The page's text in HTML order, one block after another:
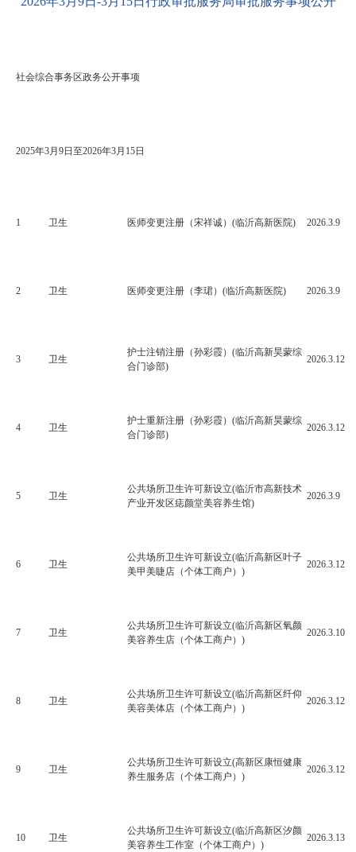
社会综合事务区政务公开事项
2025年3月 9日至2026年3月 15日
1 卫生 医师变更注册（宋祥诚）(临沂高新医院) 2026.3.9
2 卫生 医师变更注册（李珺）(临沂高新医院) 2026.3.9
3 卫生
护士注销注册（孙彩霞）(临沂高新昊蒙综
合门诊部)
2026.3.12
4 卫生
护士重新注册（孙彩霞）(临沂高新昊蒙综
合门诊部)
2026.3.12
5 卫生
公共场所卫生许可新设立(临沂市高新技术
产业开发区痣颜堂美容养生馆)
2026.3.9
6 卫生
公共场所卫生许可新设立(临沂高新区叶子
美甲美睫店（个体工商户）)
2026.3.12
7 卫生
公共场所卫生许可新设立(临沂高新区氧颜
美容养生店（个体工商户）)
2026.3.10
8 卫生
公共场所卫生许可新设立(临沂高新区纤仰
美容美体店（个体工商户）)
2026.3.12
9 卫生
公共场所卫生许可新设立(高新区康恒健康
养生服务店（个体工商户）)
2026.3.12
10 卫生
公共场所卫生许可新设立(临沂高新区汐颜
美容养生工作室（个体工商户）)
2026.3.13